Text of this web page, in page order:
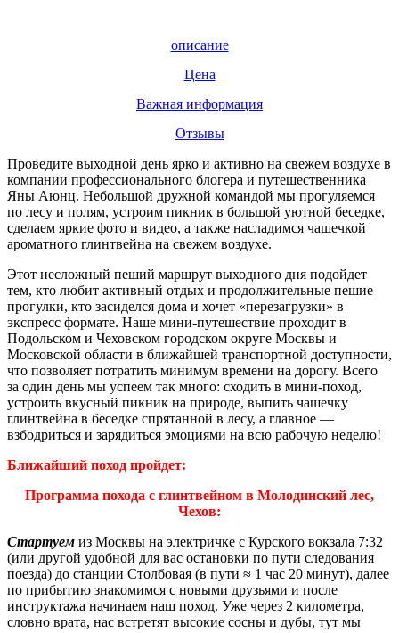
описание
Цена
Важная информация
Отзывы
Проведите выходной день ярко и активно на свежем воздухе в
компании профессионального блогера и путешественника
Яны Аюнц. Небольшой дружной командой мы прогуляемся
по лесу и полям, устроим пикник в большой уютной беседке,
сделаем яркие фото и видео, а также насладимся чашечкой
ароматного глинтвейна на свежем воздухе.
Этот несложный пеший маршрут выходного дня подойдет
тем, кто любит активный отдых и продолжительные пешие
прогулки, кто засиделся дома и хочет «перезагрузки» в
экспресс формате. Наше мини-путешествие проходит в
Подольском и Чеховском городском округе Москвы и
Московской области в ближайшей транспортной доступности,
что позволяет потратить минимум времени на дорогу. Всего
за один день мы успеем так много: сходить в мини-поход,
устроить вкусный пикник на природе, выпить чашечку
глинтвейна в беседке спрятанной в лесу, а главное —
взбодриться и зарядиться эмоциями на всю рабочую неделю!
Ближайший поход пройдет:
Программа похода с глинтвейном в Молодинский лес,
Чехов:
Стартуем из Москвы на электричке с Курского вокзала 7:32
(или другой удобной для вас остановки по пути следования
поезда) до станции Столбовая (в пути ≈ 1 час 20 минут), далее
по прибытию знакомимся с новыми друзьями и после
инструктажа начинаем наш поход. Уже через 2 километра,
словно врата, нас встретят высокие сосны и дубы, тут мы